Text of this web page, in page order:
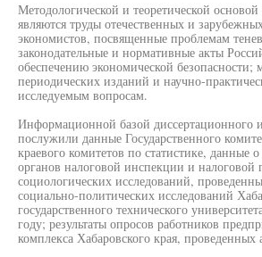
Методологической и теоретической основой
являются труды отечественных и
экономистов, посвященные проблемам
законодательные и нормативные акты
обеспечению экономической безопасности;
периодических изданий и научно-
исследуемым вопросам.
Информационной базой диссертационного
послужили данные Государственного
краевого комитетов по статистике, данные о
органов налоговой инспекции и
социологических исследований,
социально-политических исследований
государственного технического
году; результаты опросов работников
комплекса Хабаровского края, проведенных